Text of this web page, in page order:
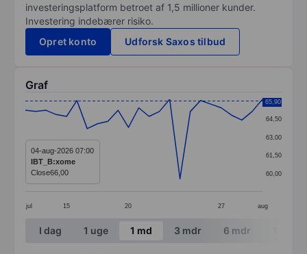
investeringsplatform betroet af 1,5 millioner kunder.
Investering indebærer risiko.
Opret konto
Udforsk Saxos tilbud
Graf
Line chart with 24 data points.
The chart has 1 X axis displaying categories.
The chart has 1 Y axis displaying values. Data
jul 15 20 27 aug
60,00
61,50
63,00
64,50
65,90
04-aug-2026 07:00
IBT_B:xome
Close66,00
End of interactive chart.
I dag 1 uge 1 md 3 mdr 6 mdr